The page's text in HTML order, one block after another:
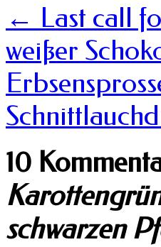
← Last call
weißer
10
schwarzen